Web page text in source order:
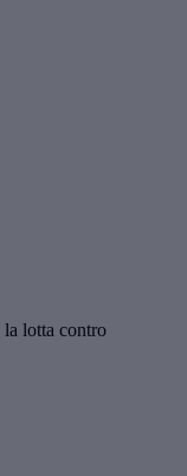
la lotta contro